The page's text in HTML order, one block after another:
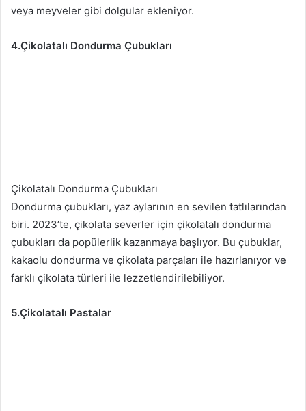
veya meyveler gibi dolgular ekleniyor.
4.Çikolatalı Dondurma Çubukları
Çikolatalı Dondurma Çubukları
Dondurma çubukları, yaz aylarının en sevilen tatlılarından
biri. 2023’te, çikolata severler için çikolatalı dondurma
çubukları da popülerlik kazanmaya başlıyor. Bu çubuklar,
kakaolu dondurma ve çikolata parçaları ile hazırlanıyor ve
farklı çikolata türleri ile lezzetlendirilebiliyor.
5.Çikolatalı Pastalar